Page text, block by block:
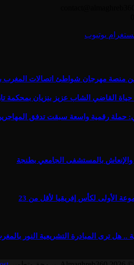
يوتيوب
منصة مهرجان شواطئ اتصالات المغرب
حياة القاضي الشاب عزيز بنزيان بمحكمة
حملة رقمية واسعة سبقت تدفق
بالمستشفى الجامعي بطنجة
الأولى لكأس إفريقيا لأقل من 23
.. هل ترى المبادرة التشريعية النور